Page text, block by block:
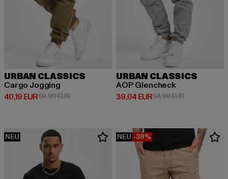
URBAN CLASSICS
Cargo Jogging
40,19 EUR
Derzeitiger Preis: 40,19 EUR
59,99 EURAktionspreis: 59,99 EUR
URBAN CLASSICS
AOP Glencheck
39,04 EUR
Derzeitiger Preis: 39,04 EUR
54,99 EURAktionspreis:
NEU NEU -38%